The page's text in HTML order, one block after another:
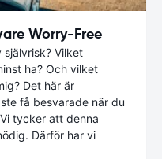
Worry-Free
Vilket
ha? Och vilket
Det här är
få besvarade när du
tycker att denna
Därför har vi